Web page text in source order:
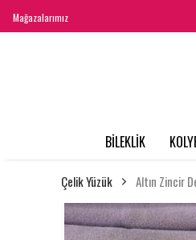
Mağazalarımız
BİLEKLİK
Çelik Yüzük Altın Zincir